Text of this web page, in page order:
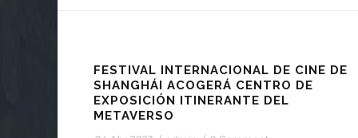
FESTIVAL INTERNACIONAL DE CINE DE
SHANGHÁI ACOGERÁ CENTRO DE
EXPOSICIÓN ITINERANTE DEL
METAVERSO